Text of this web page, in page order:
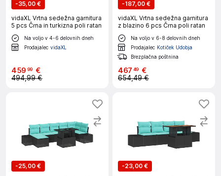
-35,00 €
vidaXL Vrtna sedežna garnitura
5 pcs Črna in turkizna poli ratan
Na voljo v 4-6 delovnih dneh
Prodajalec vidaXL
459 99 €
494,99 €
-187,00 €
vidaXL Vrtna sedežna garnitura
z blazino 6 pcs Črna poli ratan
Na voljo v 6-8 delovnih dneh
Prodajalec Kotiček Udobja
Brezplačna poštnina
467 49 €
654,49 €
-25,00 €
-23,00 €